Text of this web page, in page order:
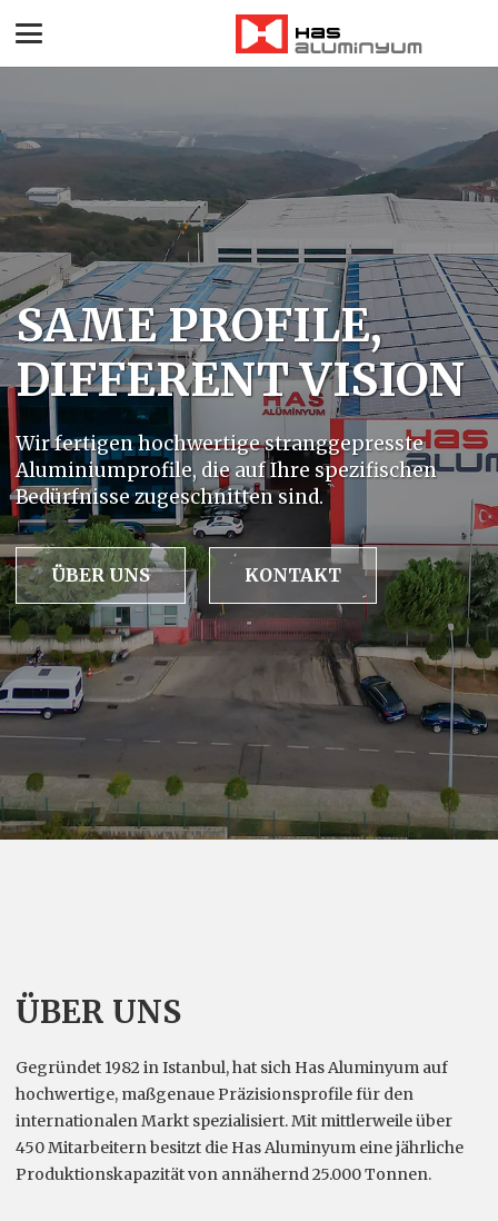
SAME PROFILE,
DIFFERENT VISION
Wir fertigen hochwertige stranggepresste
Aluminiumprofile, die auf Ihre spezifischen
Bedürfnisse zugeschnitten sind.
ÜBER UNS KONTAKT
ÜBER UNS
Gegründet 1982 in Istanbul, hat sich Has Aluminyum auf
hochwertige, maßgenaue Präzisionsprofile für den
internationalen Markt spezialisiert. Mit mittlerweile über
450 Mitarbeitern besitzt die Has Aluminyum eine jährliche
Produktionskapazität von annähernd 25.000 Tonnen.